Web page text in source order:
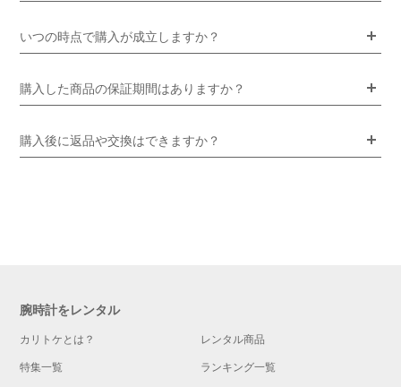
いつの時点で購入が成立しますか？
購入した商品の保証期間はありますか？
購入後に返品や交換はできますか？
腕時計をレンタル
カリトケとは？ レンタル商品
特集一覧 ランキング一覧